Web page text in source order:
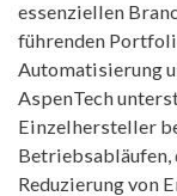
essenziellen
führenden
Automatisierung
AspenTech
Einzelhersteller
Betriebsabläufen,
Reduzierung von